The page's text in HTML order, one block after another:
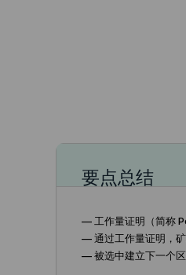
要点总结
— 工作量证明（简称
— 通过工作量证明，矿
— 被选中建立下一个区